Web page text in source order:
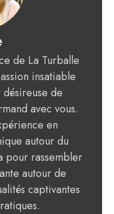
de La Turballe
insatiable
de
avec vous.
en
autour du
pour rassembler
autour de
captivantes